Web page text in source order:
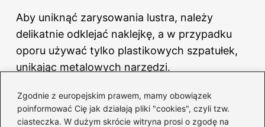
Zgodnie z europejskim prawem, mamy obowiązek
poinformować Cię jak działają pliki "cookies", czyli tzw.
ciasteczka. W dużym skrócie witryna prosi o zgodę na
Aby uniknąć zarysowania lustra, należy
delikatnie odklejać naklejkę, a w przypadku
oporu używać tylko plastikowych szpatułek,
unikając metalowych narzędzi.
Co zrobić, gdy po usunięciu naklejki
pozostaną resztki kleju?